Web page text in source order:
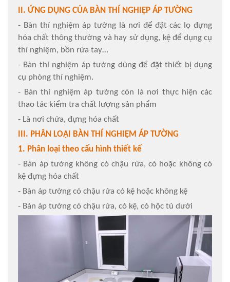
II. ỨNG DỤNG CỦA BÀN THÍ NGHIỆP ÁP TƯỜNG
- Bàn thí nghiệm áp tường là nơi để đặt các lọ đựng
hóa chất thông thường và hay sử dụng, kệ để dụng cụ
thí nghiệm, bồn rửa tay…
- Bàn thí nghiệm áp tường dùng để đặt thiết bị dụng
cụ phòng thí nghiệm.
- Bàn thí nghiệm áp tường còn là nơi thực hiện các
thao tác kiểm tra chất lượng sản phẩm
- Là nơi chứa, đựng hóa chất
III. PHÂN LOẠI BÀN THÍ NGHIỆM ÁP TƯỜNG
1. Phân loại theo cấu hình thiết kế
- Bàn áp tường không có chậu rửa, có hoặc không có
kệ đựng hóa chất
- Bàn áp tường có chậu rửa có kệ hoặc không kệ
- Bàn áp tường có chậu rửa, có kệ, có hộc tủ dưới